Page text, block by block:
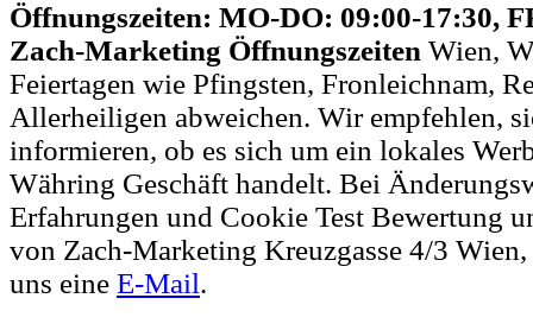
Öffnungszeiten: MO-DO: 09:00-17:30,
Zach-Marketing Öffnungszeiten Wien,
Feiertagen wie Pfingsten, Fronleichnam,
Allerheiligen abweichen. Wir empfehlen,
informieren, ob es sich um ein lokales
Währing Geschäft handelt. Bei
Erfahrungen und Cookie Test Bewertung
von Zach-Marketing Kreuzgasse 4/3
uns eine E-Mail.